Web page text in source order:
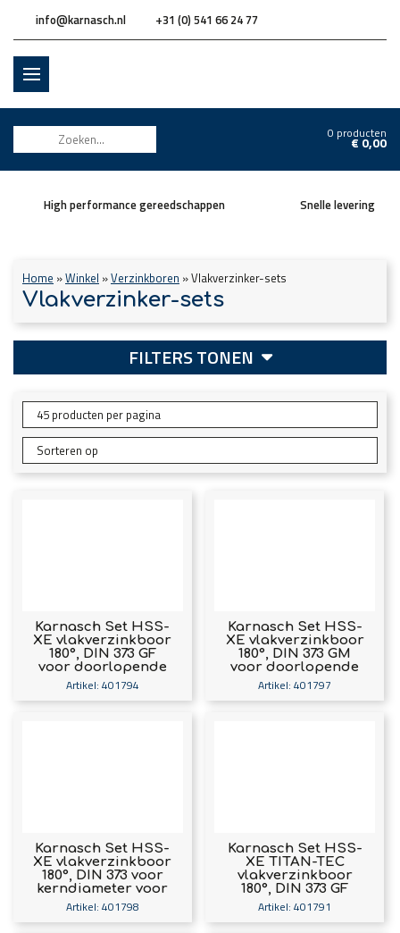
info@karnasch.nl +31 (0) 541 66 24 77
0 producten
€0,00
High performance gereedschappen Snelle levering
Home »Winkel »Verzinkboren »Vlakverzinker-sets
Vlakverzinker-sets
FILTERS TONEN
Karnasch Set HSS-
XE vlakverzinkboor
180°, DIN 373 GF
voor doorlopende
draad M3, M4, M5,
M6, M8, M10 Art:
Artikel: 401794
Karnasch Set HSS-
XE vlakverzinkboor
180°, DIN 373 GM
voor doorlopende
draad M3, M4, M5,
M6, M8, M10 Art:
Artikel: 401797
Karnasch Set HSS-
XE vlakverzinkboor
180°, DIN 373 voor
kerndiameter voor
schroefdraad M3,
M4, M5, M6, M8, M10
Artikel: 401798
Karnasch Set HSS-
XE TITAN-TEC
vlakverzinkboor
180°, DIN 373 GF
voor doorlopende
draad M3, M4, M5,
Artikel: 401791